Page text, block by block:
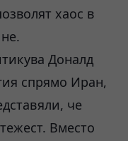
хаос в
Доналд
спрямо Иран,
че
Вместо